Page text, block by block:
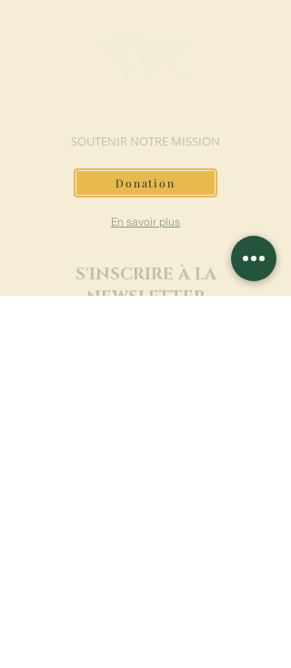
SOUTENIR NOTRE MISSION
Donation
En savoir plus
S'INSCRIRE À LA
NEWSLETTER